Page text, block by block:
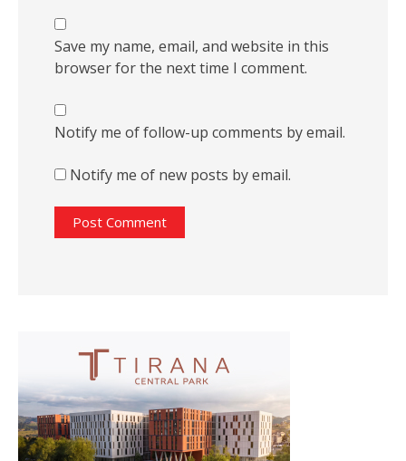
Save my name, email, and website in this
browser for the next time I comment.
Notify me of follow-up comments by email.
Notify me of new posts by email.